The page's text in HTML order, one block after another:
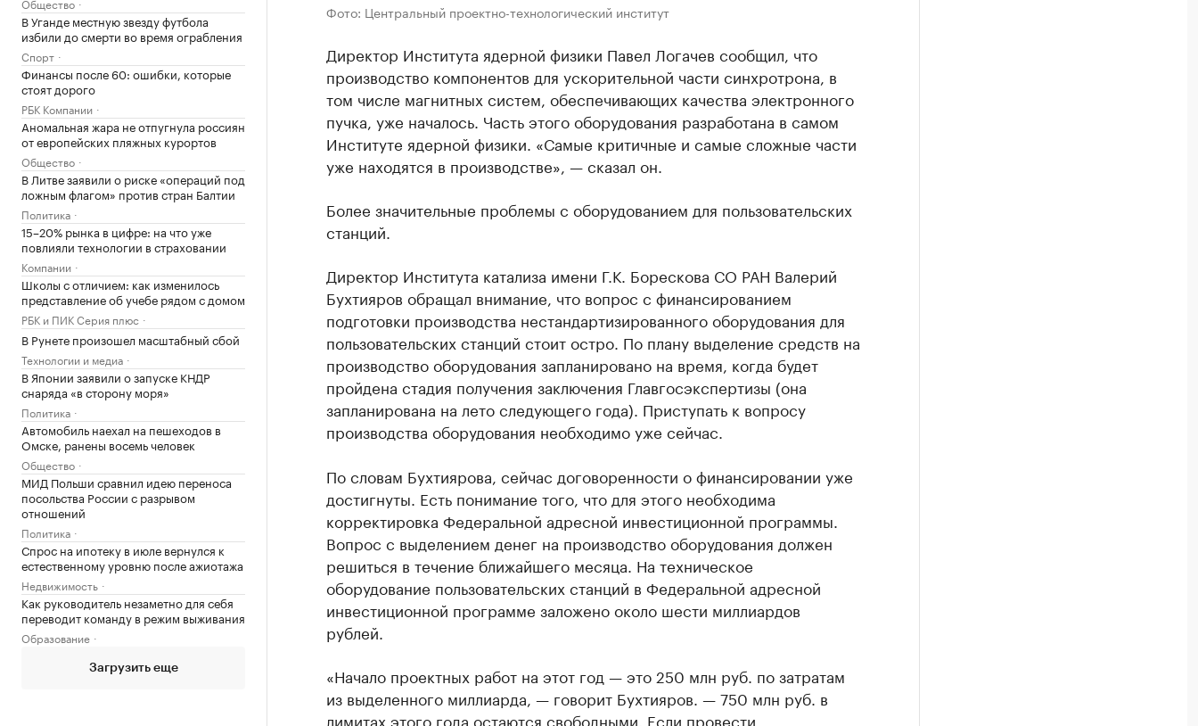
В Уганде местную звезду футбола
избили до смерти во время ограбления
Спорт
Финансы после 60: ошибки, которые
стоят дорого
РБК Компании
Аномальная жара не отпугнула россиян
от европейских пляжных курортов
Общество
В Литве заявили о риске «операций под
ложным флагом» против стран Балтии
Политика
15–20% рынка в цифре: на что уже
повлияли технологии в страховании
Компании
Школы с отличием: как изменилось
представление об учебе рядом с домом
РБК и ПИК Серия плюс
В Рунете произошел масштабный сбой
Технологии и медиа
В Японии заявили о запуске КНДР
снаряда «в сторону моря»
Политика
Автомобиль наехал на пешеходов в
Омске, ранены восемь человек
Общество
МИД Польши сравнил идею переноса
посольства России с разрывом
отношений
Политика
Спрос на ипотеку в июле вернулся к
естественному уровню после ажиотажа
Недвижимость
Как руководитель незаметно для себя
переводит команду в режим выживания
Образование
Загрузить еще
Фото: Центральный проектно-технологический институт
Директор Института ядерной физики Павел Логачев сообщил, что
производство компонентов для ускорительной части синхротрона, в
том числе магнитных систем, обеспечивающих качества электронного
пучка, уже началось. Часть этого оборудования разработана в самом
Институте ядерной физики. «Самые критичные и самые сложные части
уже находятся в производстве», — сказал он.
Более значительные проблемы с оборудованием для пользовательских
станций.
Директор Института катализа имени Г.К. Борескова СО РАН Валерий
Бухтияров обращал внимание, что вопрос с финансированием
подготовки производства нестандартизированного оборудования для
пользовательских станций стоит остро. По плану выделение средств на
производство оборудования запланировано на время, когда будет
пройдена стадия получения заключения Главгосэкспертизы (она
запланирована на лето следующего года). Приступать к вопросу
производства оборудования необходимо уже сейчас.
По словам Бухтиярова, сейчас договоренности о финансировании уже
достигнуты. Есть понимание того, что для этого необходима
корректировка Федеральной адресной инвестиционной программы.
Вопрос с выделением денег на производство оборудования должен
решиться в течение ближайшего месяца. На техническое
оборудование пользовательских станций в Федеральной адресной
инвестиционной программе заложено около шести миллиардов
рублей.
«Начало проектных работ на этот год — это 250 млн руб. по затратам
из выделенного миллиарда, — говорит Бухтияров. — 750 млн руб. в
лимитах этого года остаются свободными. Если провести